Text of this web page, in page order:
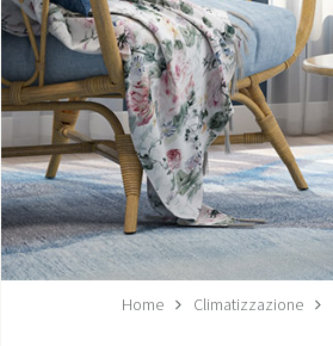
Home Climatizzazione